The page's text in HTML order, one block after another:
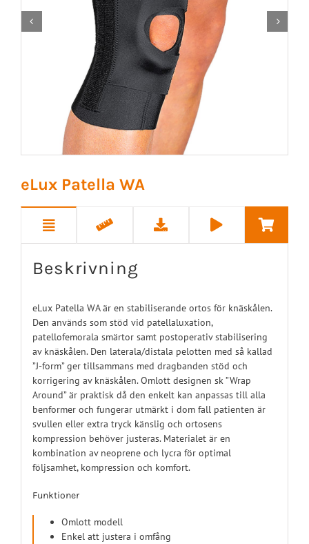
 
eLux Patella WA
Beskrivning
eLux Patella WA är en stabiliserande ortos för knäskålen.
Den används som stöd vid patellaluxation,
patellofemorala smärtor samt postoperativ stabilisering
av knäskålen. Den laterala/distala pelotten med så kallad
”J-form” ger tillsammans med dragbanden stöd och
korrigering av knäskålen. Omlott designen sk ”Wrap
Around” är praktisk då den enkelt kan anpassas till alla
benformer och fungerar utmärkt i dom fall patienten är
svullen eller extra tryck känslig och ortosens
kompression behöver justeras. Materialet är en
kombination av neoprene och lycra för optimal
följsamhet, kompression och komfort.
Funktioner
Omlott modell
Enkel att justera i omfång